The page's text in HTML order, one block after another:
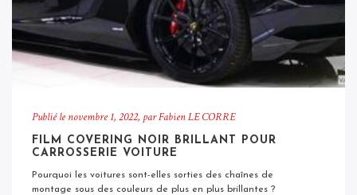
Publié le novembre 1, 2022, par Fabien LE CORRE
FILM COVERING NOIR BRILLANT POUR
CARROSSERIE VOITURE
Pourquoi les voitures sont-elles sorties des chaînes de
montage sous des couleurs de plus en plus brillantes ?